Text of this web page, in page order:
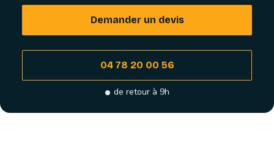
Demander un devis
04 78 20 00 56
de retour à 9h